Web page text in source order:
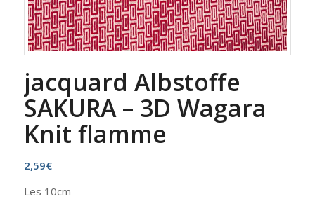
jacquard Albstoffe
SAKURA – 3D Wagara
Knit flamme
2,59€
Les 10cm